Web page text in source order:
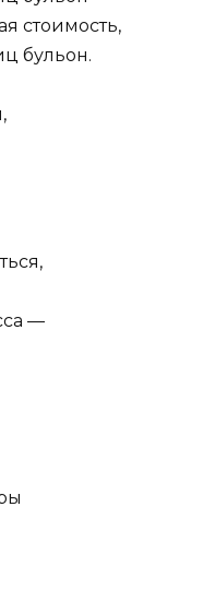
стоимость,
бульон.
—